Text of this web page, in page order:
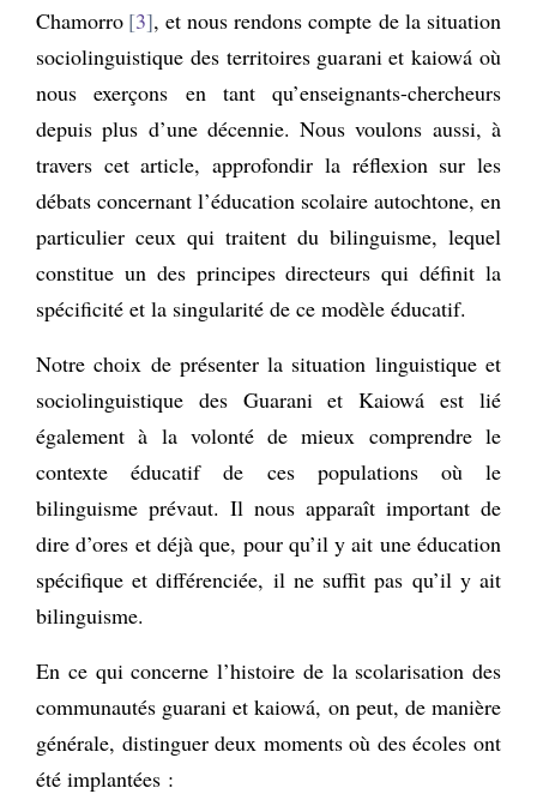
Chamorro 3 , et nous rendons compte de la situation
sociolinguistique des territoires guarani et kaiowá où
nous exerçons en tant qu’enseignants-chercheurs
depuis plus d’une décennie. Nous voulons aussi, à
travers cet article, approfondir la réflexion sur les
débats concernant l’éducation scolaire autochtone, en
particulier ceux qui traitent du bilinguisme, lequel
constitue un des principes directeurs qui définit la
spécificité et la singularité de ce modèle éducatif.
Notre choix de présenter la situation linguistique et
sociolinguistique des Guarani et Kaiowá est lié
également à la volonté de mieux comprendre le
contexte éducatif de ces populations où le
bilinguisme prévaut. Il nous apparaît important de
dire d’ores et déjà que, pour qu’il y ait une éducation
spécifique et différenciée, il ne suffit pas qu’il y ait
bilinguisme.
En ce qui concerne l’histoire de la scolarisation des
communautés guarani et kaiowá, on peut, de manière
générale, distinguer deux moments où des écoles ont
été implantées :